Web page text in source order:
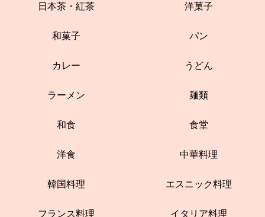
日本茶・紅茶 洋菓子
和菓子 パン
カレー うどん
ラーメン 麺類
和食 食堂
洋食 中華料理
韓国料理 エスニック料理
フランス料理 イタリア料理